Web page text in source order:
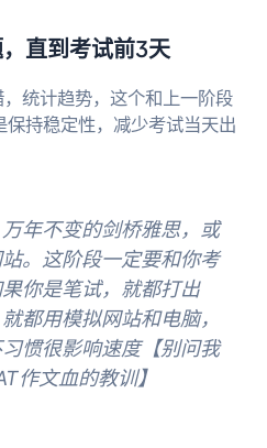
直到考试前3天
统计趋势，这个和上一阶段
持稳定性，减少考试当天出
年不变的剑桥雅思，或
。这阶段一定要和你考
你是笔试，就都打出
都用模拟网站和电脑，
惯很影响速度【别问我
作文血的教训】